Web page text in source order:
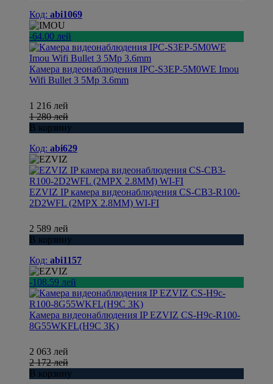
Код: abi1069
-64.00 лей
Камера видеонаблюдения IPC-S3EP-5M0WE Imou
Wifi Bullet 3 5Mp 3.6mm
1 216 лей
1 280 лей
В корзину
Код: abi629
EZVIZ IP камера видеонаблюдения CS-CB3-R100-
2D2WFL (2MPX 2.8MM) WI-FI
2 589 лей
В корзину
Код: abi1157
-108.59 лей
Камера видеонаблюдения IP EZVIZ CS-H9c-R100-
8G55WKFL(H9C 3K)
2 063 лей
2 172 лей
В корзину